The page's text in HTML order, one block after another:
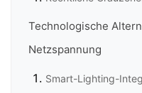
Technologische
Netzspannung
Smart-Lighting-